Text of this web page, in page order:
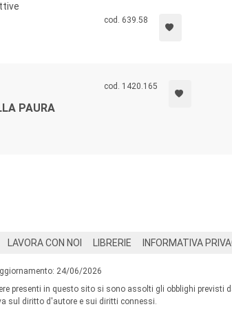
attivisti che cercano di dare un
davvero eccellente” (
cod. 639.58
PAURA
cod. 1420.165
LAVORA CON NOI LIBRERIE INFORMATIVA
24/06/2026
presenti in questo sito si sono assolti gli obblighi previsti
sul diritto d'autore e sui diritti connessi.